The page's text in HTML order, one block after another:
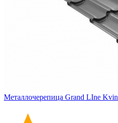
Металлочерепица Grand LIne